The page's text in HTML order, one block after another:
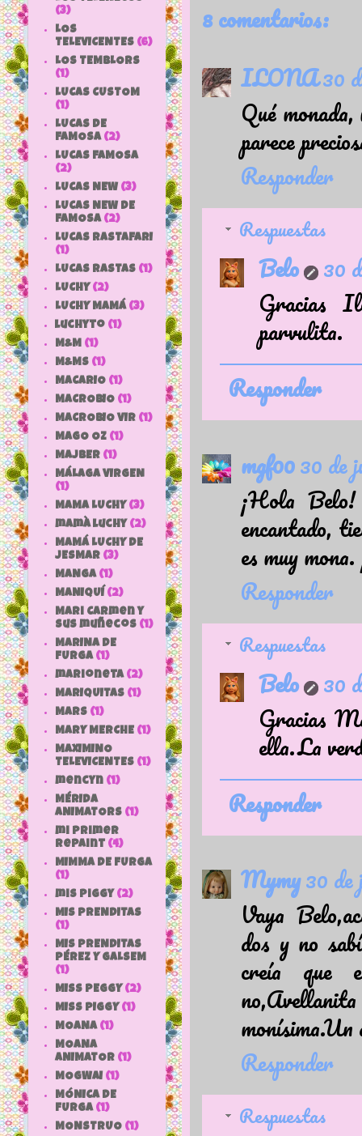
8 comentarios:
ILONA30
Qué
parece
Responder
Respuestas
Belo
30
Gracias
parvulita.
Responder
mgf0030 de
¡Hola
encantado,
es muy
Responder
Respuestas
Belo
30
Gracias
ella.La
Responder
Mymy30
Vaya
dos y no
creía que
Responder
Respuestas
(3)
LOS
TELEVICENTES (6)
LOS TEMBLORS
(1)
LUCAS CUSTOM
(1)
LUCAS DE
FAMOSA (2)
LUCAS FAMOSA
(2)
LUCAS NEW (3)
LUCAS NEW DE
FAMOSA (2)
LUCAS RASTAFARI
(1)
LUCAS RASTAS (1)
LUCHY (2)
LUCHY MAMÁ (3)
luchyto (1)
M&M (1)
M&MS (1)
MACARIO (1)
MACROBIO (1)
MACROBIO VIR (1)
MAGO OZ (1)
MAJBER (1)
MÁLAGA VIRGEN
(1)
MAMA LUCHY (3)
mamà luchy (2)
MAMÁ LUCHY DE
JESMAR (3)
MANGA (1)
MANIQUÍ (2)
Mari Carmen y
sus muñecos (1)
MARINA DE
FURGA (1)
marioneta (2)
MARIQUITAS (1)
MARS (1)
MARY MERCHE (1)
MAXIMINO
TELEVICENTES (1)
mencyn (1)
MÉRIDA
ANIMATORS (1)
mi primer
repaint (4)
MIMMA DE FURGA
(1)
mis piggy (2)
MIS PRENDITAS
(1)
MIS PRENDITAS
PÉREZ Y GALSEM
(1)
MISS PEGGY (2)
MISS PIGGY (1)
MOANA (1)
MOANA
ANIMATOR (1)
MOGWAI (1)
MÓNICA DE
FURGA (1)
MONSTRUO (1)